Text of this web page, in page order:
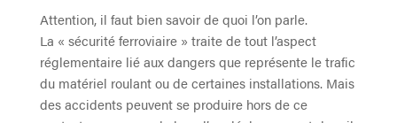
Attention, il faut bien savoir de quoi l’on parle.
La « sécurité ferroviaire » traite de tout l’aspect
réglementaire lié aux dangers que représente le trafic
du matériel roulant ou de certaines installations. Mais
des accidents peuvent se produire hors de ce